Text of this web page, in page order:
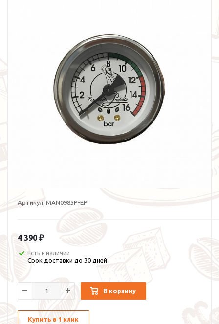
Артикул: MAN0985P-EP
4 390 ₽
Есть в наличии
Срок доставки до 30 дней
В корзину
Купить в 1 клик